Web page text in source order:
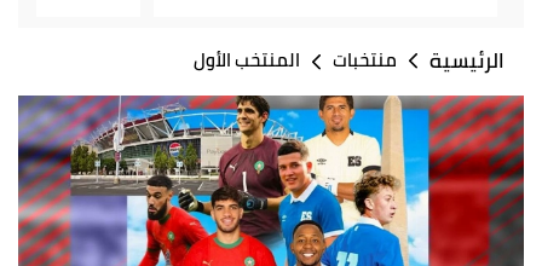
الرئيسية منتخبات المنتخب الأول